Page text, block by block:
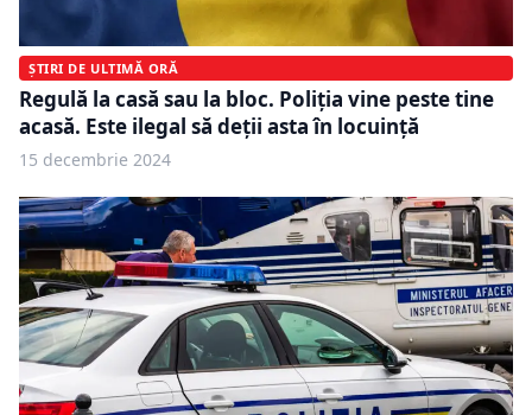
ȘTIRI DE ULTIMĂ ORĂ
Regulă la casă sau la bloc. Poliția vine peste tine
acasă. Este ilegal să deții asta în locuință
15 decembrie 2024